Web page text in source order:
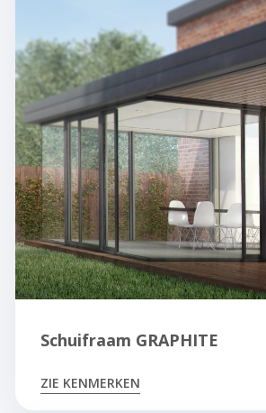
Schuifraam GRAPHITE
ZIE KENMERKEN